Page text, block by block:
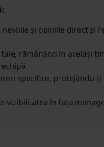
și opiniile direct și
rămânând în același
specifice, protejându-
vizibilitatea în fața